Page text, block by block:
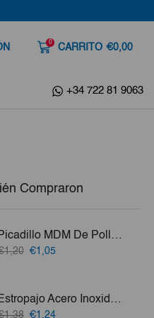
0 CARRITO €0,00
+34 722 81 9063
Compraron
Picadillo MDM De Pollo 450g
El
€1,20.
€1,05El
€1,05.
Estropajo Acero Inoxidable Mical 2ud
El
€1,24El